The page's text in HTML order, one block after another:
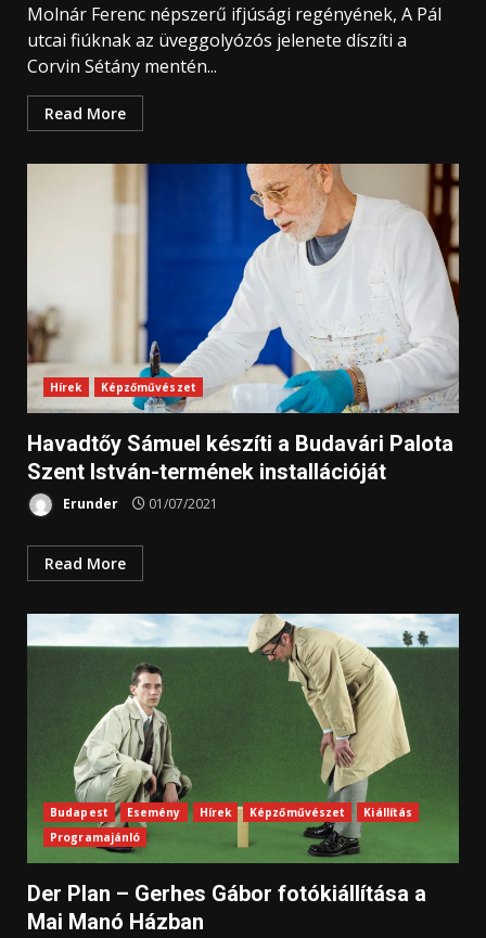
Molnár Ferenc népszerű ifjúsági regényének, A Pál
utcai fiúknak az üveggolyózós jelenete díszíti a
Corvin Sétány mentén...
Read More
Hírek Képzőművészet
Havadtőy Sámuel készíti a Budavári Palota
Szent István-termének installációját
Erunder 01/07/2021
Read More
Budapest Esemény Hírek Képzőművészet
Kiállítás
Programajánló
Der Plan – Gerhes Gábor fotókiállítása a
Mai Manó Házban